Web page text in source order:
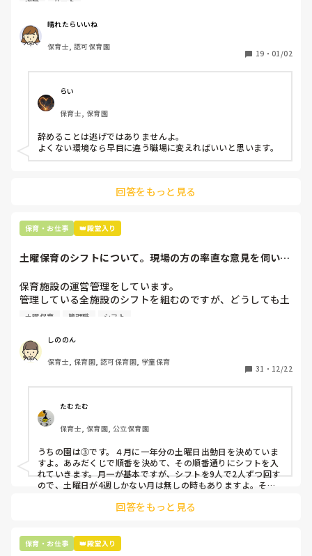
周りの職員は、勤続10年以上から何十年という先生がほとん
どです。
保護者子どもの愚痴悪口が多く、
今で言う不適切保育も
仕方ないよね
もう何も言わずに
子どもの言いなりになればいいんだね
などいう意見で…
上の先生に相談することは難しそうです。
最後の職場にしようと思っていましたが
辞めることは逃げ、と、過去辞めた人も何年も言われ続けて
います
晴れたらいいね
保育士, 認可保育園
19 ・ 01/02
らい
保育士, 保育園
辞めることは逃げではありませんよ。
よくない環境なら早目に違う職場に変えればいいと思います。
回答をもっと見る
保育・お仕事 👑殿堂入り
土曜保育のシフトについて。現場の方の率直な意見を伺いた
保育施設の運営管理をしています。
管理している全施設のシフトを組むのですが、どうしても土
曜保育だけは入れる方が少なく、いつも苦労しています。
て入職しているはずですが、いざ勤務が始まると一日も土曜
出勤が出来ない方ばかりです。
①土曜日の希望休は2日まで、と制限をかける
②毎月、必ず土曜保育に入ることのできる日を1日だけピッ
クアップしてもらう
③仮シフトが出た時、土曜出勤が難しければ自身で代わりの
人を交渉して見つけてもらう
上記のいずれかの対策を取り入れることを考えています。
土曜保育 管理職 シフト
しののん
保育士, 保育園, 認可保育園, 学童保育
31 ・ 12/22
たむたむ
保育士, 保育園, 公立保育園
うちの園は③です。４月に一年分の土曜日出勤日を決めていま
すよ。あみだくじで順番を決めて、その順番通りにシフトを入
れていきます。月一が基本ですが、シフトを9人で2人ずつ回す
ので、土曜日が4週しかない月は無しの時もありますよ。その
て貰い、主任に報告してます。
回答をもっと見る
保育・お仕事 👑殿堂入り